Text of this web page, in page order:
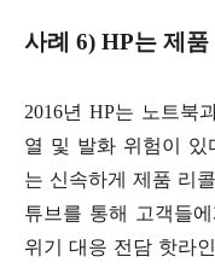
사례 6) HP는 제
2016년 HP는 노트북
열 및 발화 위험이 있
는 신속하게 제품 리
튜브를 통해 고객들
위기 대응 전담 핫라